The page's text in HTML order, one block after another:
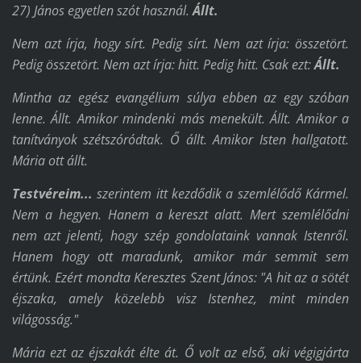
27) János egyetlen szót használ.Állt.
Nem azt írja, hogy sírt. Pedig sírt. Nem azt írja: összetört.
Pedig összetört. Nem azt írja: hitt. Pedig hitt. Csak ezt:Állt.
Mintha az egész evangélium súlya ebben az egy szóban
lenne. Állt. Amikor mindenki más menekült. Állt. Amikor a
tanítványok szétszóródtak. Ő állt. Amikor Isten hallgatott.
Mária ott állt.
Testvéreim... szerintem itt kezdődik a szemlélődő Kármel.
Nem a hegyen. Hanem a kereszt alatt. Mert szemlélődni
nem azt jelenti, hogy szép gondolataink vannak Istenről.
Hanem hogy ott maradunk, amikor már semmit sem
értünk. Ezért mondta Keresztes Szent János: "A hit az a sötét
éjszaka, amely közelebb visz Istenhez, mint minden
világosság."
Mária ezt az éjszakát élte át. Ő volt az első, aki végigjárta